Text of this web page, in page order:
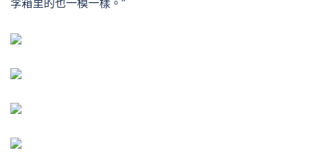
李箱里的也一模一樣。”